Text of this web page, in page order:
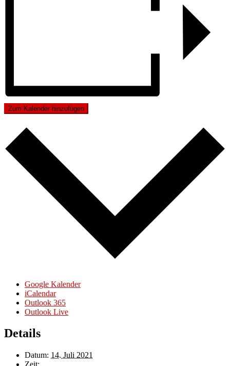
Zum Kalender hinzufügen
Google Kalender
iCalendar
Outlook 365
Outlook Live
Details
Datum: 14. Juli 2021